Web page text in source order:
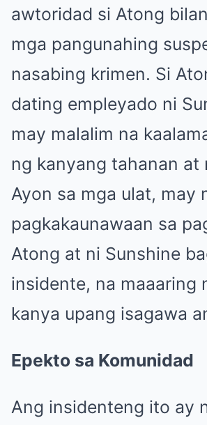
awtoridad si Atong
mga pangunahing
nasabing krimen. Si
dating empleyado ni
may malalim na
ng kanyang tahanan at
Ayon sa mga ulat, may
pagkakaunawaan sa
Atong at ni Sunshine
insidente, na maaaring
kanya upang isagawa
Epekto sa Komunidad
Ang insidenteng ito ay